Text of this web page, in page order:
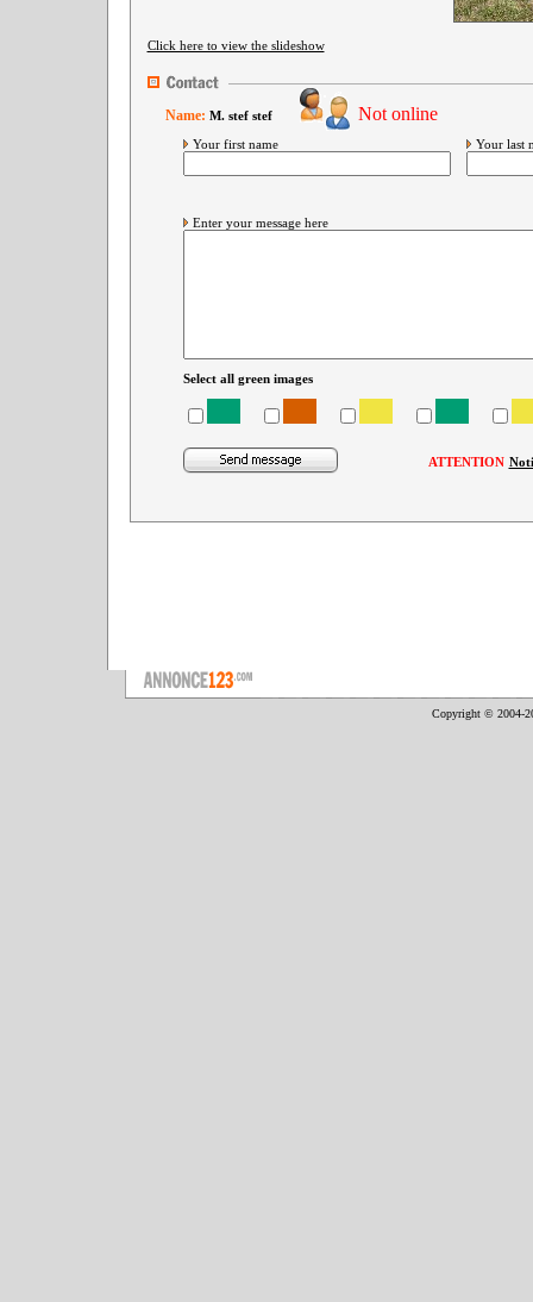
Click here to view the slideshow
Name: M. stef stef Not online
Your first name Your last
Enter your message here
Select all green images
ATTENTION
Copyright © 2004-